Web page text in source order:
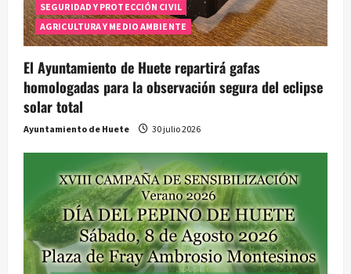
SEGURIDAD Y PROTECCIÓN CIVIL
AGRICULTURA Y MEDIO AMBIENTE
El Ayuntamiento de Huete repartirá gafas
homologadas para la observación segura del eclipse
solar total
Ayuntamiento de Huete 30 julio 2026